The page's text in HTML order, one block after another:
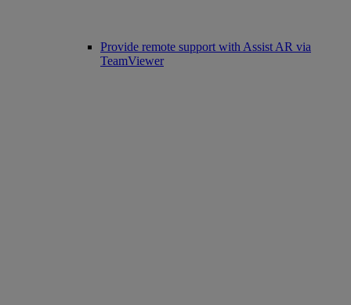
Provide remote support with Assist AR via
TeamViewer